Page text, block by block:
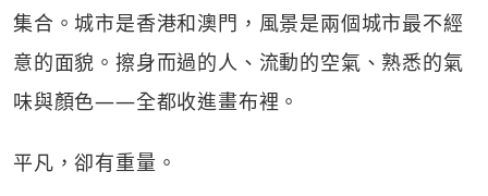
集合。城市是香港和澳門，風景是兩個城市最不經
意的面貌。擦身而過的人、流動的空氣、熟悉的氣
味與顏色——全都收進畫布裡。
平凡，卻有重量。